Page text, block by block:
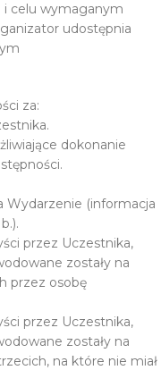
i celu wymaganym
udostępnia
za:
dokonanie
Wydarzenie (informacja
przez Uczestnika,
zostały na
przez osobę
przez Uczestnika,
zostały na
na które nie miał